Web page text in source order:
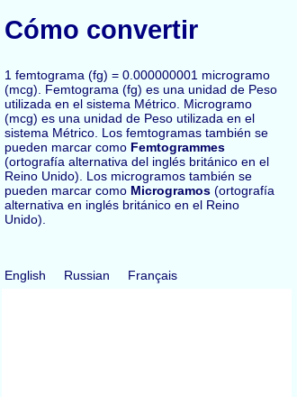
Cómo convertir
1 femtograma (fg) = 0.000000001 microgramo
(mcg). Femtograma (fg) es una unidad de Peso
utilizada en el sistema Métrico. Microgramo
(mcg) es una unidad de Peso utilizada en el
sistema Métrico. Los femtogramas también se
pueden marcar como Femtogrammes
(ortografía alternativa del inglés británico en el
Reino Unido). Los microgramos también se
pueden marcar como Microgramos (ortografía
alternativa en inglés británico en el Reino
Unido).
English Russian Français